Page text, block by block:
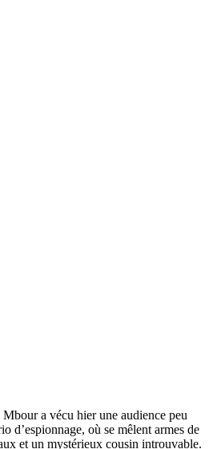
a vécu hier une audience peu
d’espionnage, où se mêlent armes de
et un mystérieux cousin introuvable.